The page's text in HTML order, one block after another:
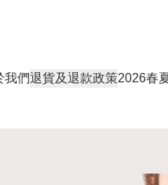
我們退貨及退款政策2026春